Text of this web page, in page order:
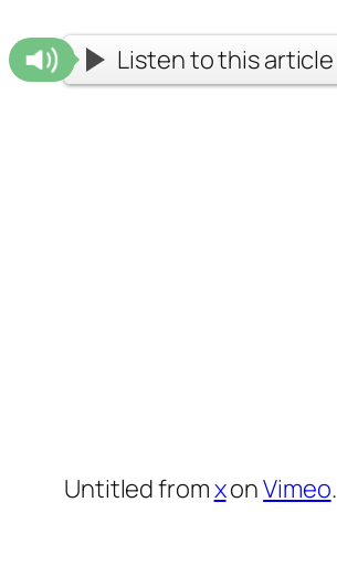
Listen to this article
Untitled fromxonVimeo.